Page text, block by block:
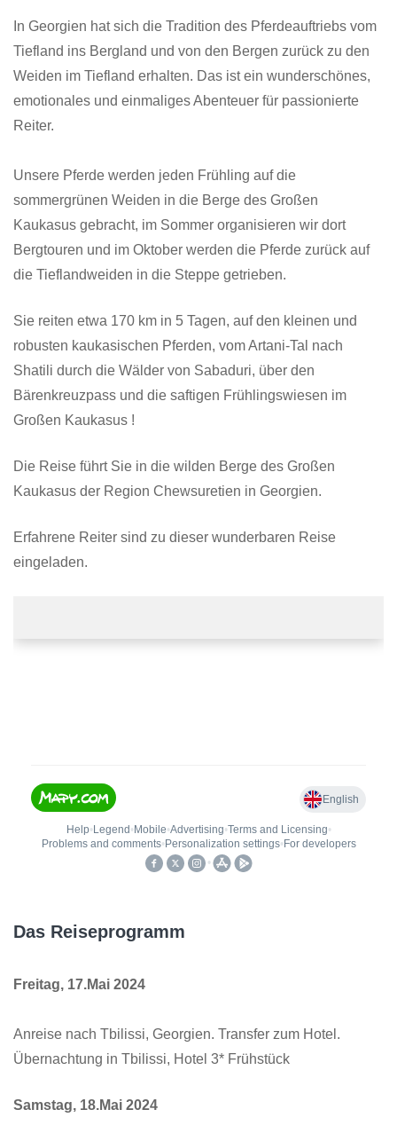
In Georgien hat sich die Tradition des Pferdeauftriebs vom
Tiefland ins Bergland und von den Bergen zurück zu den
Weiden im Tiefland erhalten. Das ist ein wunderschönes,
emotionales und einmaliges Abenteuer für passionierte
Reiter.
Unsere Pferde werden jeden Frühling auf die
sommergrünen Weiden in die Berge des Großen
Kaukasus gebracht, im Sommer organisieren wir dort
Bergtouren und im Oktober werden die Pferde zurück auf
die Tieflandweiden in die Steppe getrieben.
Sie reiten etwa 170 km in 5 Tagen, auf den kleinen und
robusten kaukasischen Pferden, vom Artani-Tal nach
Shatili durch die Wälder von Sabaduri, über den
Bärenkreuzpass und die saftigen Frühlingswiesen im
Großen Kaukasus !
Die Reise führt Sie in die wilden Berge des Großen
Kaukasus der Region Chewsuretien in Georgien.
Erfahrene Reiter sind zu dieser wunderbaren Reise
eingeladen.
Das Reiseprogramm
Freitag, 17.Mai 2024
Anreise nach Tbilissi, Georgien. Transfer zum Hotel.
Übernachtung in Tbilissi, Hotel 3* Frühstück
Samstag, 18.Mai 2024